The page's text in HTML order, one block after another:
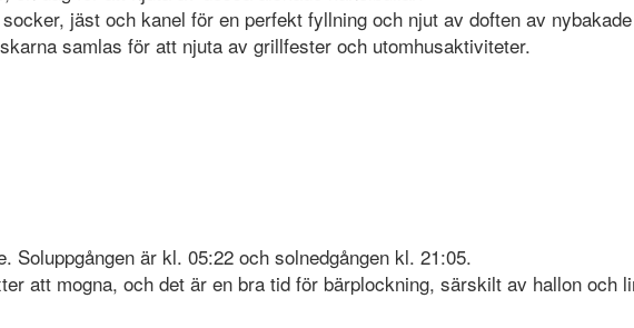
jäst och kanel för en perfekt fyllning och njut av doften av
samlas för att njuta av grillfester och utomhusaktiviteter.
Soluppgången är kl. 05:22 och solnedgången kl. 21:05.
att mogna, och det är en bra tid för bärplockning, särskilt av hallon och